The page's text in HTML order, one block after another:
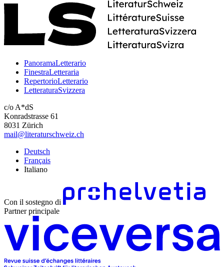
PanoramaLetterario
FinestraLetteraria
RepertorioLetterario
LetteraturaSvizzera
c/o A*dS
Konradstrasse 61
8031 Zürich
mail@literaturschweiz.ch
Deutsch
Français
Italiano
Con il sostegno di
Partner principale